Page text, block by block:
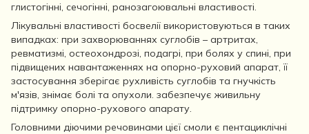
глистогінні, сечогінні, ранозагоювальні властивості.
Лікувальні властивості босвелії використовуються в таких
випадках: при захворюваннях суглобів – артритах,
ревматизмі, остеохондрозі, подагрі, при болях у спині, при
підвищених навантаженнях на опорно-руховий апарат, її
застосування зберігає рухливість суглобів та гнучкість
м'язів, знімає болі та опухоли. забезпечує живильну
підтримку опорно-рухового апарату.
Головними діючими речовинами цієї смоли є пентациклічні